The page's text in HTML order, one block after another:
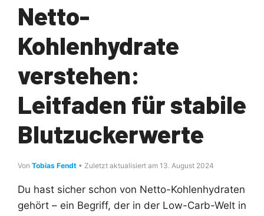
Netto-
Kohlenhydrate
verstehen:
Leitfaden für stabile
Blutzuckerwerte
Von Tobias Fendt • Zuletzt aktualisiert am 13. August 2024
Du hast sicher schon von Netto-Kohlenhydraten
gehört – ein Begriff, der in der Low-Carb-Welt in